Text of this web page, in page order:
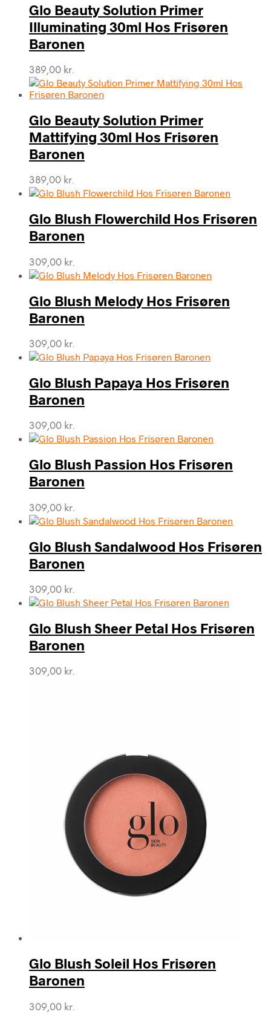
Glo Beauty Solution Primer
Illuminating 30ml Hos Frisøren
Baronen
389,00 kr.
Glo Beauty Solution Primer
Mattifying 30ml Hos Frisøren
Baronen
389,00 kr.
Glo Blush Flowerchild Hos Frisøren
Baronen
309,00 kr.
Glo Blush Melody Hos Frisøren
Baronen
309,00 kr.
Glo Blush Papaya Hos Frisøren
Baronen
309,00 kr.
Glo Blush Passion Hos Frisøren
Baronen
309,00 kr.
Glo Blush Sandalwood Hos Frisøren
Baronen
309,00 kr.
Glo Blush Sheer Petal Hos Frisøren
Baronen
309,00 kr.
Glo Blush Soleil Hos Frisøren
Baronen
309,00 kr.